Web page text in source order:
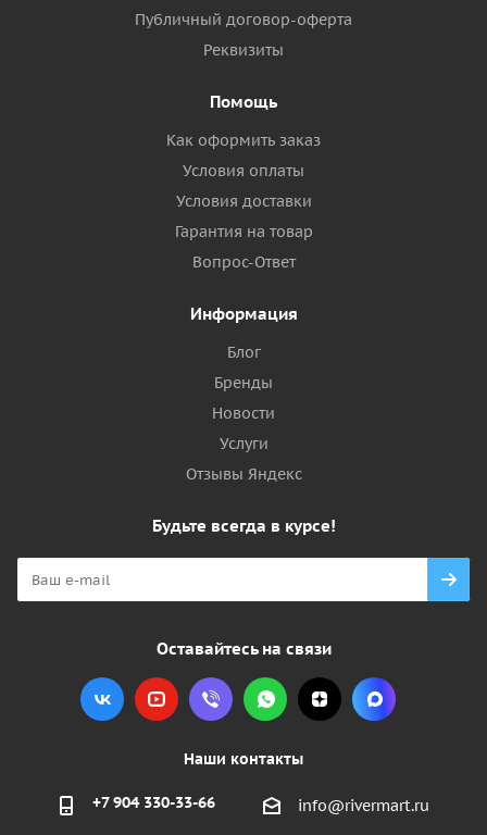
Публичный договор-оферта
Реквизиты
Помощь
Как оформить заказ
Условия оплаты
Условия доставки
Гарантия на товар
Вопрос-Ответ
Информация
Блог
Бренды
Новости
Услуги
Отзывы Яндекс
Будьте всегда в курсе!
Оставайтесь на связи
Наши контакты
+7 904 330-33-66 info@rivermart.ru